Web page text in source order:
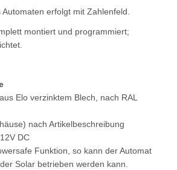
Automaten erfolgt mit Zahlenfeld.
montiert und programmiert;
Elo verzinktem Blech, nach RAL
nach Artikelbeschreibung
DC
Funktion, so kann der Automat
Solar betrieben werden kann.